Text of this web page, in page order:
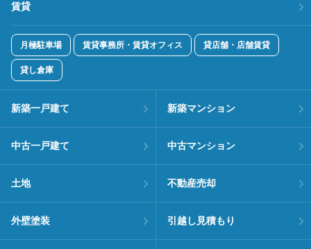
賃貸
月極駐車場 賃貸事務所・賃貸オフィス 貸店舗・店舗賃貸
貸し倉庫
新築一戸建て 新築マンション
中古一戸建て 中古マンション
土地 不動産売却
外壁塗装 引越し見積もり